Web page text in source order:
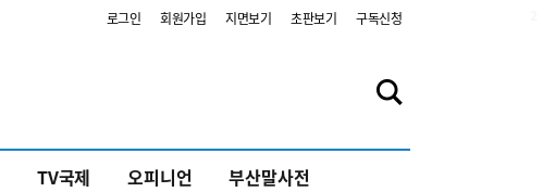
로그인 회원가입 지면보기 초판보기 구독신청
TV국제 오피니언 부산말사전